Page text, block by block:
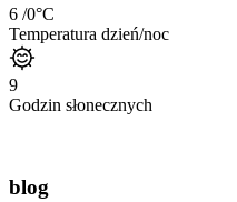
6 /0°C
Temperatura dzień/noc
9
Godzin słonecznych
blog